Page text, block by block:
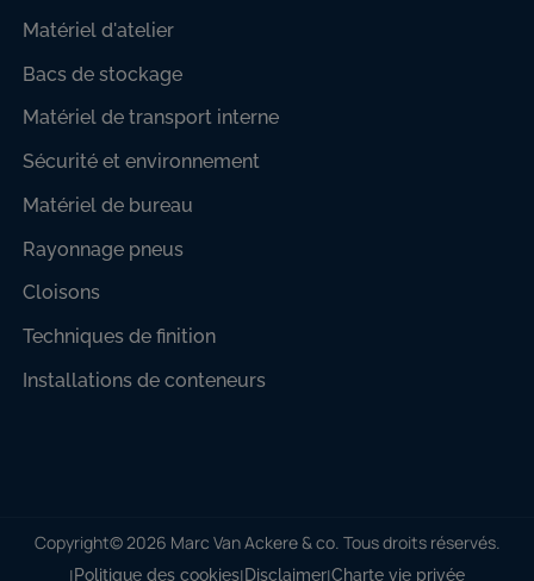
Matériel d'atelier
Bacs de stockage
Matériel de transport interne
Sécurité et environnement
Matériel de bureau
Rayonnage pneus
Cloisons
Techniques de finition
Installations de conteneurs
Copyright© 2026 Marc Van Ackere & co. Tous droits réservés.
|Politique des cookies|Disclaimer|Charte vie privée